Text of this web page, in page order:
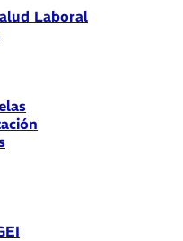
Laboral